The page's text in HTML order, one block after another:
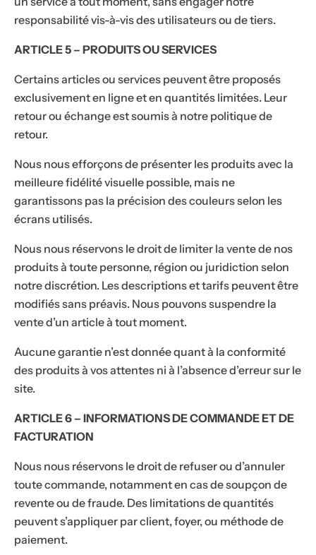
responsabilité vis-à-vis des utilisateurs ou de tiers.
ARTICLE 5 – PRODUITS OU SERVICES
Certains articles ou services peuvent être proposés
exclusivement en ligne et en quantités limitées. Leur
retour ou échange est soumis à notre politique de
retour.
Nous nous efforçons de présenter les produits avec la
meilleure fidélité visuelle possible, mais ne
garantissons pas la précision des couleurs selon les
écrans utilisés.
Nous nous réservons le droit de limiter la vente de nos
produits à toute personne, région ou juridiction selon
notre discrétion. Les descriptions et tarifs peuvent être
modifiés sans préavis. Nous pouvons suspendre la
vente d’un article à tout moment.
Aucune garantie n’est donnée quant à la conformité
des produits à vos attentes ni à l’absence d’erreur sur le
site.
ARTICLE 6 – INFORMATIONS DE COMMANDE ET DE
FACTURATION
Nous nous réservons le droit de refuser ou d’annuler
toute commande, notamment en cas de soupçon de
revente ou de fraude. Des limitations de quantités
peuvent s’appliquer par client, foyer, ou méthode de
paiement.